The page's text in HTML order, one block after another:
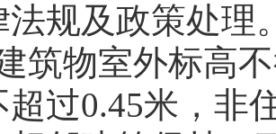
法规及政策处理
筑物室外标高
超过0.45米，非